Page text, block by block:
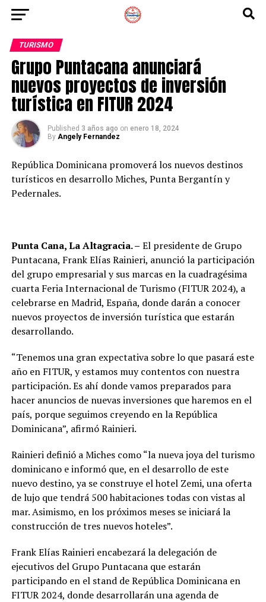
TURISMO
Grupo Puntacana anunciará
nuevos proyectos de inversión
turística en FITUR 2024
Published 3 años ago on enero 18, 2024
By Angely Fernandez
República Dominicana promoverá los nuevos destinos
turísticos en desarrollo Miches, Punta Bergantín y
Pedernales.
Punta Cana, La Altagracia. – El presidente de Grupo
Puntacana, Frank Elías Rainieri, anunció la participación
del grupo empresarial y sus marcas en la cuadragésima
cuarta Feria Internacional de Turismo (FITUR 2024), a
celebrarse en Madrid, España, donde darán a conocer
nuevos proyectos de inversión turística que estarán
desarrollando.
“Tenemos una gran expectativa sobre lo que pasará este
año en FITUR, y estamos muy contentos con nuestra
participación. Es ahí donde vamos preparados para
hacer anuncios de nuevas inversiones que haremos en el
país, porque seguimos creyendo en la República
Dominicana”, afirmó Rainieri.
Rainieri definió a Miches como “la nueva joya del turismo
dominicano e informó que, en el desarrollo de este
nuevo destino, ya se construye el hotel Zemi, una oferta
de lujo que tendrá 500 habitaciones todas con vistas al
mar. Asimismo, en los próximos meses se iniciará la
construcción de tres nuevos hoteles”.
Frank Elías Rainieri encabezará la delegación de
ejecutivos del Grupo Puntacana que estarán
participando en el stand de República Dominicana en
FITUR 2024, donde desarrollarán una agenda de